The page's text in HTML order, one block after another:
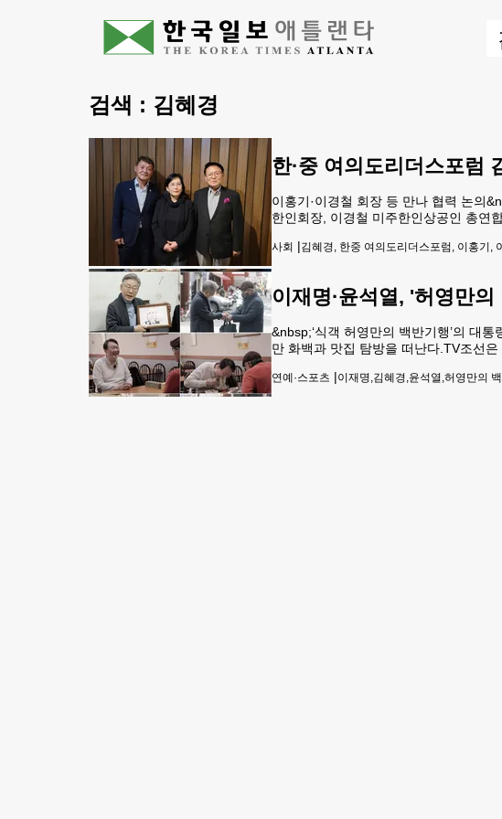
검색 : 김혜경
한·중 여의도리더스포럼
이홍기·이경철 회장 등 만나 협력 논의
한인회장, 이경철 미주한인상공인 총연
타와 한국의 지자체를 연결해 공동협력
사회 |김혜경, 한중 여의도리더스포럼, 이홍기,
이재명·윤석열, '허영만
&nbsp;‘식객 허영만의 백반기행’의 대
만 화백과 맛집 탐방을 떠난다.TV조선
서울 을지로의 '가맥(가게 맥주)집'을 찾
연예·스포츠 |이재명,김혜경,윤석열,허영만의